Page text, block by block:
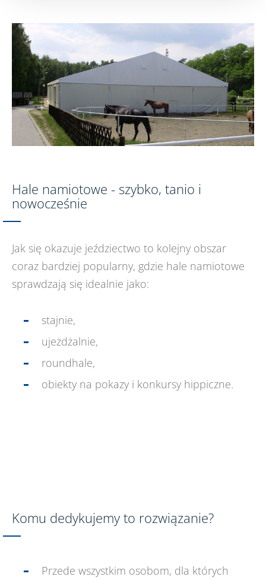
Hale namiotowe - szybko, tanio i
nowocześnie
Jak się okazuje jeździectwo to kolejny obszar
coraz bardziej popularny, gdzie hale namiotowe
sprawdzają się idealnie jako:
stajnie,
ujeżdżalnie,
roundhale,
obiekty na pokazy i konkursy hippiczne.
Komu dedykujemy to rozwiązanie?
Przede wszystkim osobom, dla których